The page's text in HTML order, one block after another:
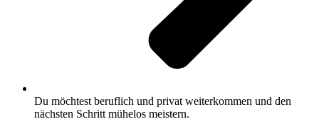
Du möchtest beruflich und privat weiterkommen und den
nächsten Schritt mühelos meistern.